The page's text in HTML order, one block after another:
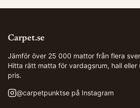
Carpet.se
Jämför över 25 000 mattor från flera
Hitta rätt matta för vardagsrum, hall eller
pris.
@carpetpunktse på Instagram